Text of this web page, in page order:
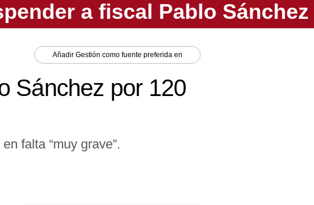
Añadir Gestión como fuente preferida en
Sánchez por 120
falta “muy grave”.